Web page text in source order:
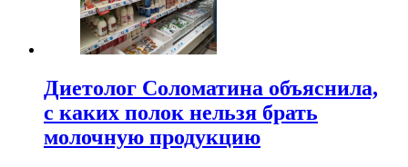
Диетолог Соломатина объяснила,
с каких полок нельзя брать
молочную продукцию